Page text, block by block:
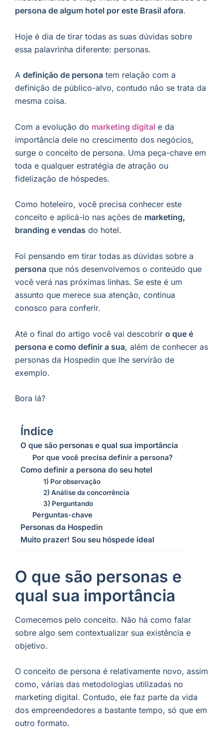
persona de algum hotel por este Brasil afora.
Hoje é dia de tirar todas as suas dúvidas sobre
essa palavrinha diferente: personas.
A definição de persona tem relação com a
definição de público-alvo, contudo não se trata da
mesma coisa.
Com a evolução do marketing digital e da
importância dele no crescimento dos negócios,
surge o conceito de persona. Uma peça-chave em
toda e qualquer estratégia de atração ou
fidelização de hóspedes.
Como hoteleiro, você precisa conhecer este
conceito e aplicá-lo nas ações de marketing,
branding e vendas do hotel.
Foi pensando em tirar todas as dúvidas sobre a
persona que nós desenvolvemos o conteúdo que
você verá nas próximas linhas. Se este é um
assunto que merece sua atenção, continua
conosco para conferir.
Até o final do artigo você vai descobrir o que é
persona e como definir a sua, além de conhecer as
personas da Hospedin que lhe servirão de
exemplo.
Bora lá?
Índice
O que são personas e qual sua importância
Por que você precisa definir a persona?
Como definir a persona do seu hotel
1) Por observação
2) Análise da concorrência
3) Perguntando
Perguntas-chave
Personas da Hospedin
Muito prazer! Sou seu hóspede ideal
O que são personas e
qual sua importância
Comecemos pelo conceito. Não há como falar
sobre algo sem contextualizar sua existência e
objetivo.
O conceito de persona é relativamente novo, assim
como, várias das metodologias utilizadas no
marketing digital. Contudo, ele faz parte da vida
dos empreendedores a bastante tempo, só que em
outro formato.